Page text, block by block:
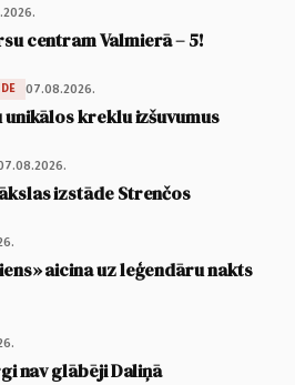
centram Valmierā – 5!
07.08.2026.
kreklu izšuvumus
izstāde Strenčos
aicina uz leģendāru nakts
nav glābēji Daliņā